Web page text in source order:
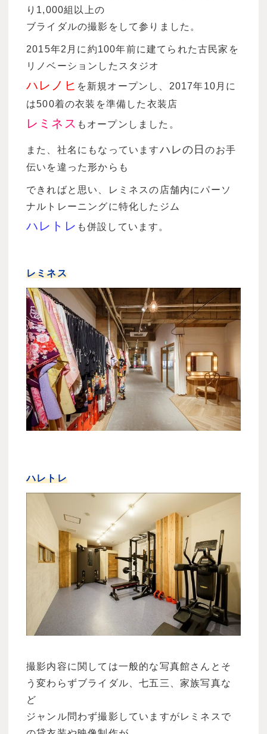
り1,000組以上の
ブライダルの撮影をして参りました。
2015年2月に約100年前に建てられた古民家を
リノベーションしたスタジオ
ハレノヒ を新規オープンし、2017年10月に
は500着の衣装を準備した衣装店
レミネス もオープンしました。
また、社名にもなっていますハレの日のお手
伝いを違った形からも
できればと思い、レミネスの店舗内にパーソ
ナルトレーニングに特化したジム
ハレトレ も併設しています。
レミネス
ハレトレ
撮影内容に関しては一般的な写真館さんとそ
う変わらずブライダル、七五三、家族写真な
ど
ジャンル問わず撮影していますがレミネスで